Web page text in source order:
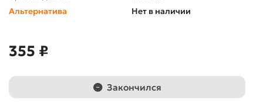
Альтернатива Нет в наличии
355 ₽
Закончился